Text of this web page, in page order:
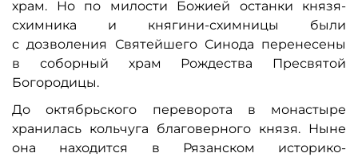
храм. Но по милости Божией останки князя-
схимника и княгини-схимницы были
с дозволения Святейшего Синода перенесены
в соборный храм Рождества Пресвятой
Богородицы.
До октябрьского переворота в монастыре
хранилась кольчуга благоверного князя. Ныне
она находится в Рязанском историко-